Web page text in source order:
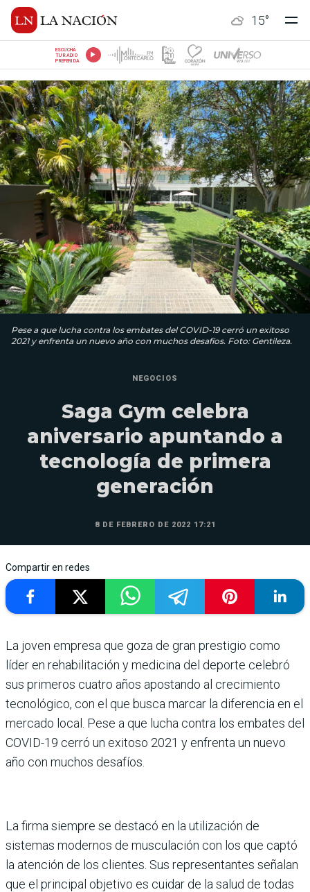
15°
ESCUCHÁ
TU RADIO
PREFERIDA
Pese a que lucha contra los embates del COVID-19 cerró un exitoso
2021 y enfrenta un nuevo año con muchos desafíos. Foto: Gentileza.
NEGOCIOS
Saga Gym celebra
aniversario apuntando a
tecnología de primera
generación
8 DE FEBRERO DE 2022 17:21
Compartir en redes
La joven empresa que goza de gran prestigio como
líder en rehabilitación y medicina del deporte celebró
sus primeros cuatro años apostando al crecimiento
tecnológico, con el que busca marcar la diferencia en el
mercado local. Pese a que lucha contra los embates del
COVID-19 cerró un exitoso 2021 y enfrenta un nuevo
año con muchos desafíos.
La firma siempre se destacó en la utilización de
sistemas modernos de musculación con los que captó
la atención de los clientes. Sus representantes señalan
que el principal objetivo es cuidar de la salud de todas